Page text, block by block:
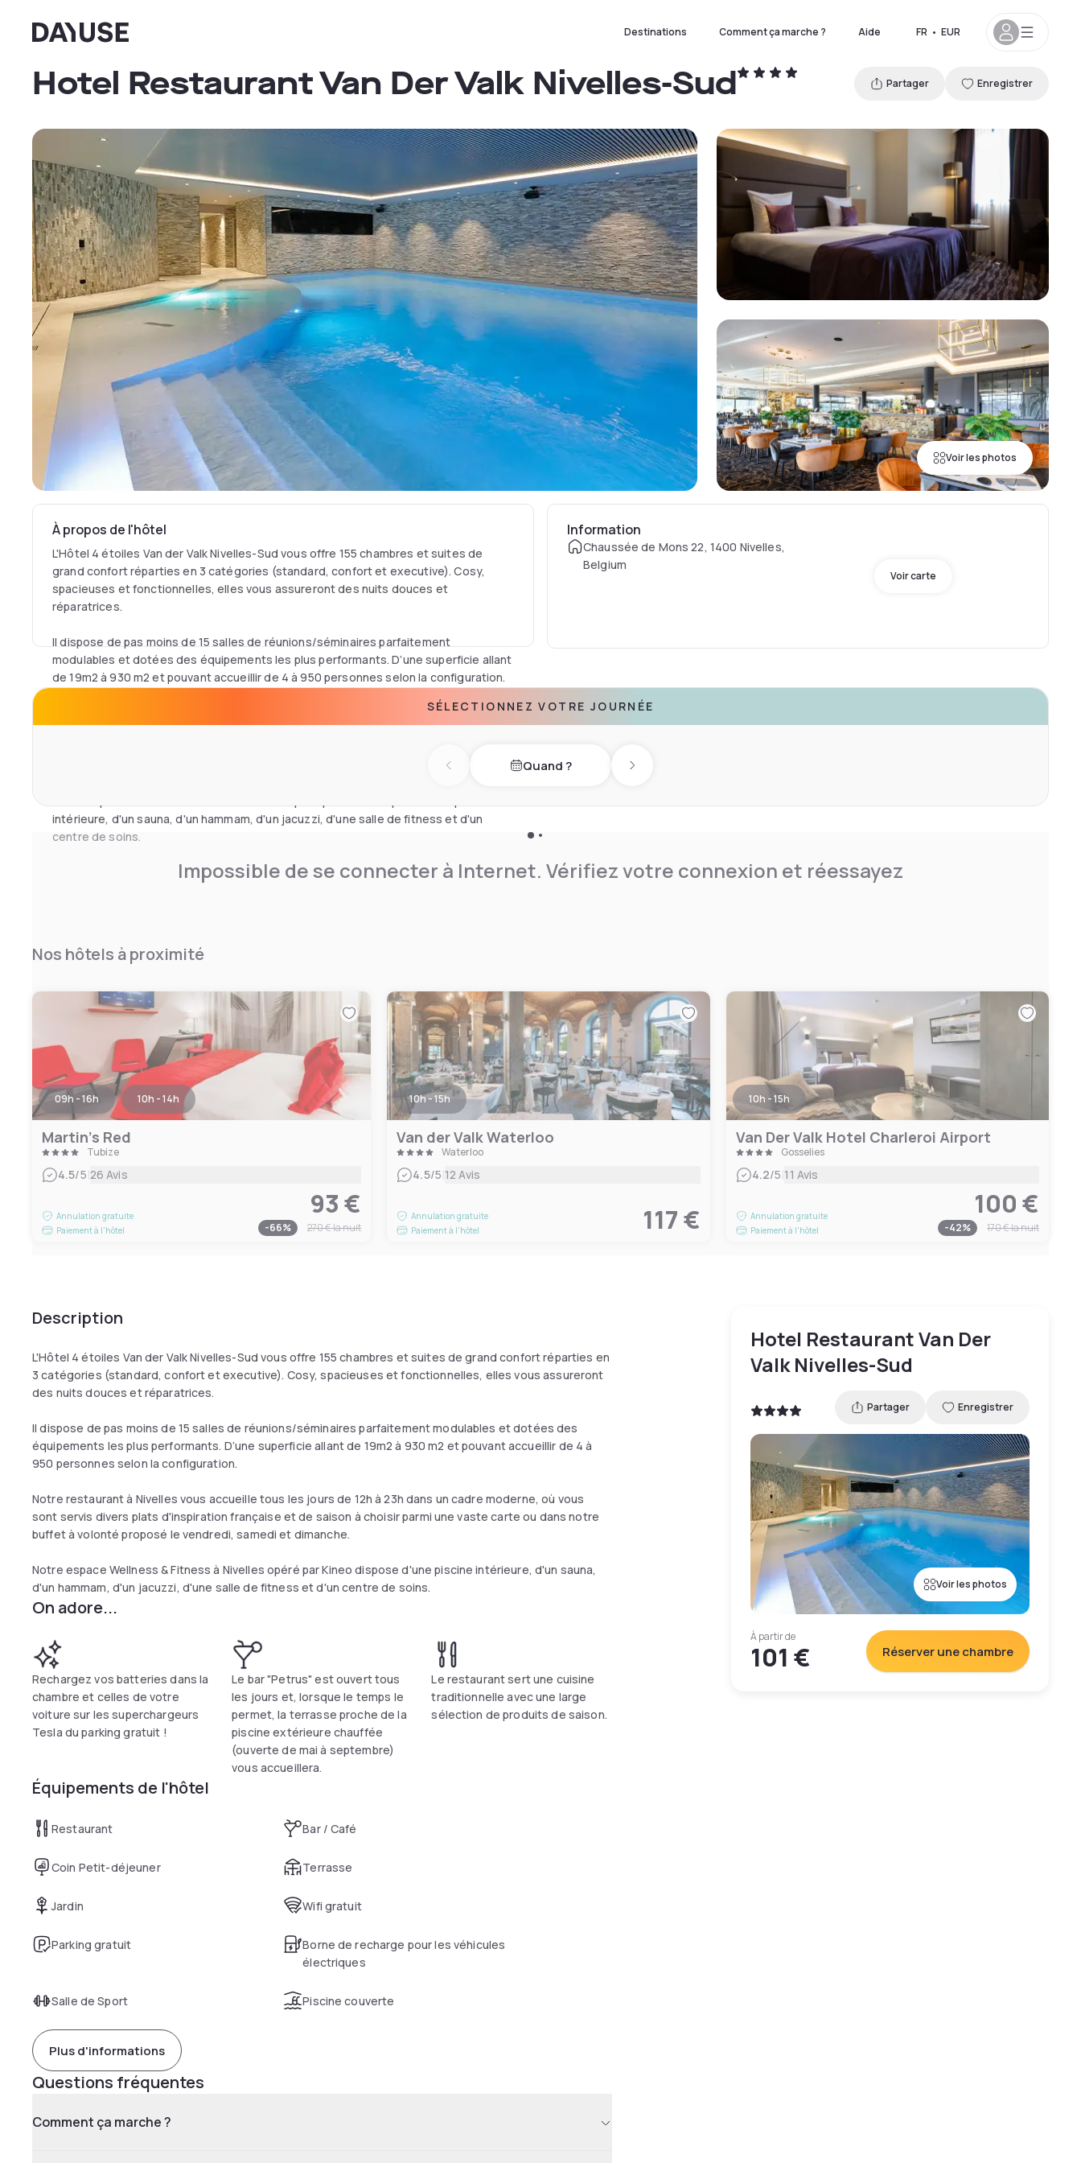
Dayuse Destinations Comment ça marche ? Aide FR • EUR
Voir les photos
Hotel Restaurant Van Der Valk Nivelles-Sud Partager Enregistrer
À propos de l'hôtel
L'Hôtel 4 étoiles Van der Valk Nivelles-Sud vous offre 155 chambres et suites de
grand confort réparties en 3 catégories (standard, confort et executive). Cosy,
spacieuses et fonctionnelles, elles vous assureront des nuits douces et
réparatrices.
Il dispose de pas moins de 15 salles de réunions/séminaires parfaitement
modulables et dotées des équipements les plus performants. D’une superficie allant
de 19m2 à 930 m2 et pouvant accueillir de 4 à 950 personnes selon la configuration.
Notre restaurant à Nivelles vous accueille tous les jours de 12h à 23h dans un cadre
moderne, où vous sont servis divers plats d'inspiration française et de saison à
intérieure, d'un sauna, d'un hammam, d'un jacuzzi, d'une salle de fitness et d'un
centre de soins.
Information
Chaussée de Mons 22, 1400 Nivelles,
Belgium
Voir carte
SÉLECTIONNEZ VOTRE JOURNÉE
Previous dayQuand ? Next day
Impossible de se connecter à Internet. Vérifiez votre connexion et réessayez
Nos hôtels à proximité
09h - 16h 10h - 14h
Martin's Red
Tubize
4.5/5|26 Avis
Annulation gratuite
Paiement à l'hôtel
93 €
-66% 270 €la nuit
10h - 15h
Van der Valk Waterloo
Waterloo
4.5/5|12 Avis
Annulation gratuite
Paiement à l'hôtel
117 €
10h - 15h
Van Der Valk Hotel Charleroi Airport
Gosselies
4.2/5|11 Avis
Annulation gratuite
Paiement à l'hôtel
100 €
-42% 170 €la nuit
Description
L'Hôtel 4 étoiles Van der Valk Nivelles-Sud vous offre 155 chambres et suites de grand confort réparties en
3 catégories (standard, confort et executive). Cosy, spacieuses et fonctionnelles, elles vous assureront
des nuits douces et réparatrices.
Il dispose de pas moins de 15 salles de réunions/séminaires parfaitement modulables et dotées des
équipements les plus performants. D’une superficie allant de 19m2 à 930 m2 et pouvant accueillir de 4 à
950 personnes selon la configuration.
Notre restaurant à Nivelles vous accueille tous les jours de 12h à 23h dans un cadre moderne, où vous
sont servis divers plats d'inspiration française et de saison à choisir parmi une vaste carte ou dans notre
buffet à volonté proposé le vendredi, samedi et dimanche.
Notre espace Wellness & Fitness à Nivelles opéré par Kineo dispose d'une piscine intérieure, d'un sauna,
d'un hammam, d'un jacuzzi, d'une salle de fitness et d'un centre de soins.
On adore...
Rechargez vos batteries dans la
chambre et celles de votre
voiture sur les superchargeurs
Tesla du parking gratuit !
Le bar "Petrus" est ouvert tous
les jours et, lorsque le temps le
permet, la terrasse proche de la
piscine extérieure chauffée
(ouverte de mai à septembre)
vous accueillera.
Le restaurant sert une cuisine
traditionnelle avec une large
sélection de produits de saison.
Équipements de l'hôtel
Restaurant Bar / Café
Coin Petit-déjeuner Terrasse
Jardin Wifi gratuit
Parking gratuit
Borne de recharge pour les véhicules
électriques
Salle de Sport Piscine couverte
Plus d'informations
Questions fréquentes
Comment ça marche ?
Hotel Restaurant Van Der
Valk Nivelles-Sud
Partager Enregistrer
Voir les photos
À partir de
101 € Réserver une chambre